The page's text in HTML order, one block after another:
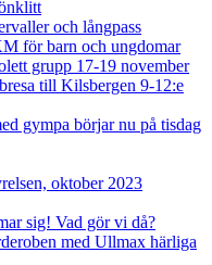
och långpass
för barn och ungdomar
grupp 17-19 november
till Kilsbergen 9-12:e
gympa börjar nu på tisdag
oktober 2023
sig! Vad gör vi då?
med Ullmax härliga